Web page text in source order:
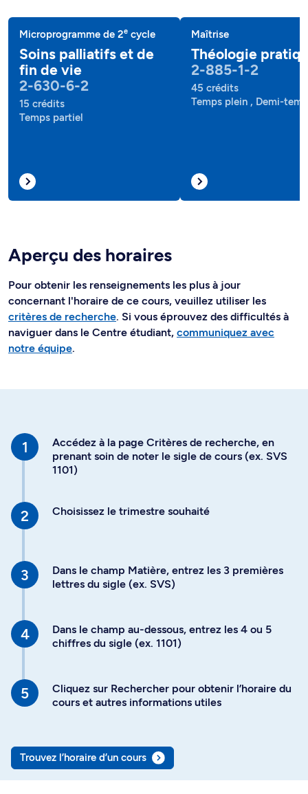
Microprogramme de 2e cycle
Soins palliatifs et de
fin de vie
2-630-6-2
15 crédits
Temps partiel
Maîtrise
Théologie
2-885-1-2
45 crédits
Temps plein , Demi-
Aperçu des horaires
Pour obtenir les renseignements les plus à jour
concernant l'horaire de ce cours, veuillez utiliser les
critères de recherche. Si vous éprouvez des difficultés à
naviguer dans le Centre étudiant, communiquez avec
notre équipe.
Accédez à la page Critères de recherche, en
prenant soin de noter le sigle de cours (ex. SVS
1101)
Choisissez le trimestre souhaité
Dans le champ Matière, entrez les 3 premières
lettres du sigle (ex. SVS)
Dans le champ au-dessous, entrez les 4 ou 5
chiffres du sigle (ex. 1101)
Cliquez sur Rechercher pour obtenir l’horaire du
cours et autres informations utiles
Trouvez l’horaire d’un cours